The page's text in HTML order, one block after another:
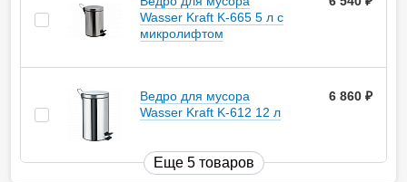
Wasser Kraft K-665 5 л с
микролифтом
Ведро для мусора
Wasser Kraft K-612 12 л
6 860
Еще 5 товаров